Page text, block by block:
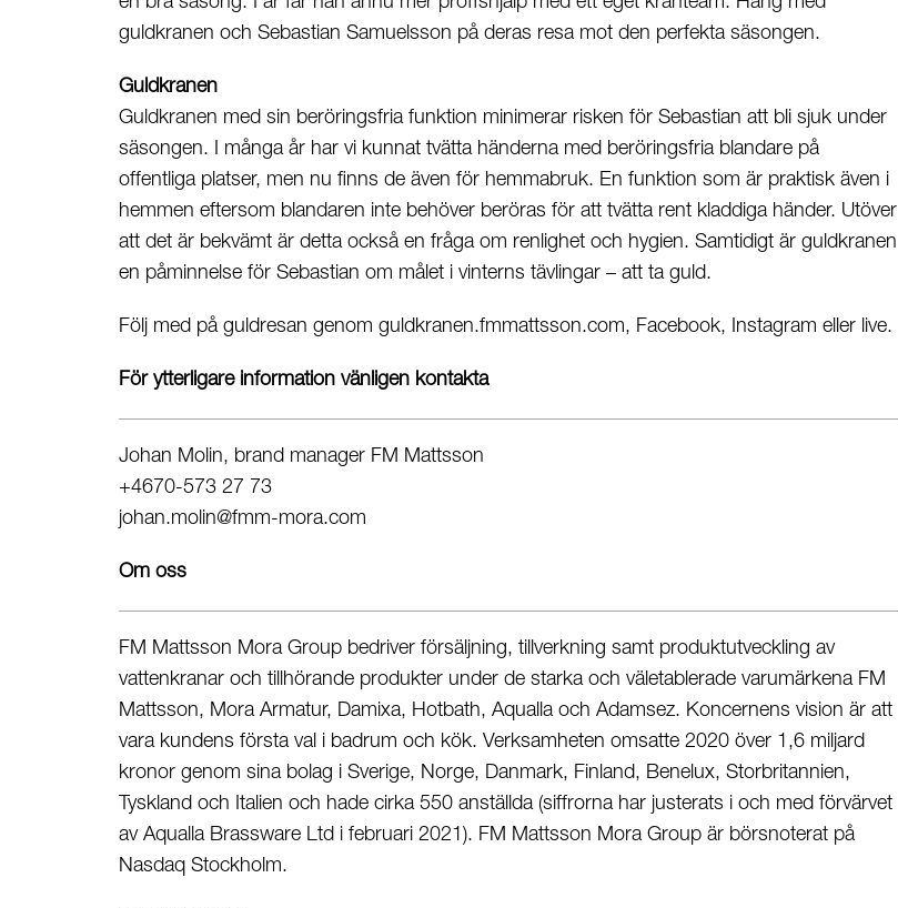
guldkranen och Sebastian Samuelsson på deras resa mot den perfekta säsongen.
Guldkranen
Guldkranen med sin beröringsfria funktion minimerar risken för Sebastian att bli sjuk under
säsongen. I många år har vi kunnat tvätta händerna med beröringsfria blandare på
offentliga platser, men nu finns de även för hemmabruk. En funktion som är praktisk även i
hemmen eftersom blandaren inte behöver beröras för att tvätta rent kladdiga händer. Utöver
att det är bekvämt är detta också en fråga om renlighet och hygien. Samtidigt är guldkranen
en påminnelse för Sebastian om målet i vinterns tävlingar – att ta guld.
Följ med på guldresan genom guldkranen.fmmattsson.com, Facebook, Instagram eller live.
För ytterligare information vänligen kontakta
Johan Molin, brand manager FM Mattsson
+4670-573 27 73
johan.molin@fmm-mora.com
Om oss
FM Mattsson Mora Group bedriver försäljning, tillverkning samt produktutveckling av
vattenkranar och tillhörande produkter under de starka och väletablerade varumärkena FM
Mattsson, Mora Armatur, Damixa, Hotbath, Aqualla och Adamsez. Koncernens vision är att
vara kundens första val i badrum och kök. Verksamheten omsatte 2020 över 1,6 miljard
kronor genom sina bolag i Sverige, Norge, Danmark, Finland, Benelux, Storbritannien,
Tyskland och Italien och hade cirka 550 anställda (siffrorna har justerats i och med förvärvet
av Aqualla Brassware Ltd i februari 2021). FM Mattsson Mora Group är börsnoterat på
Nasdaq Stockholm.